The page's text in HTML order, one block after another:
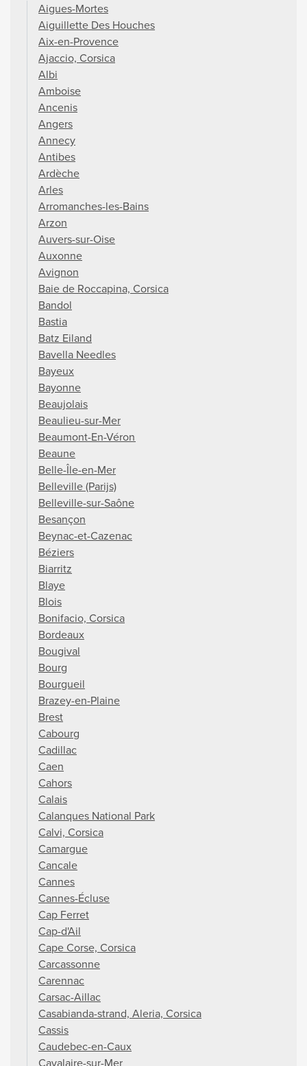
Aigues-Mortes
Aiguillette Des Houches
Aix-en-Provence
Ajaccio, Corsica
Albi
Amboise
Ancenis
Angers
Annecy
Antibes
Ardèche
Arles
Arromanches-les-Bains
Arzon
Auvers-sur-Oise
Auxonne
Avignon
Baie de Roccapina, Corsica
Bandol
Bastia
Batz Eiland
Bavella Needles
Bayeux
Bayonne
Beaujolais
Beaulieu-sur-Mer
Beaumont-En-Véron
Beaune
Belle-Île-en-Mer
Belleville (Parijs)
Belleville-sur-Saône
Besançon
Beynac-et-Cazenac
Béziers
Biarritz
Blaye
Blois
Bonifacio, Corsica
Bordeaux
Bougival
Bourg
Bourgueil
Brazey-en-Plaine
Brest
Cabourg
Cadillac
Caen
Cahors
Calais
Calanques National Park
Calvi, Corsica
Camargue
Cancale
Cannes
Cannes-Écluse
Cap Ferret
Cap-d'Ail
Cape Corse, Corsica
Carcassonne
Carennac
Carsac-Aillac
Casabianda-strand, Aleria, Corsica
Cassis
Caudebec-en-Caux